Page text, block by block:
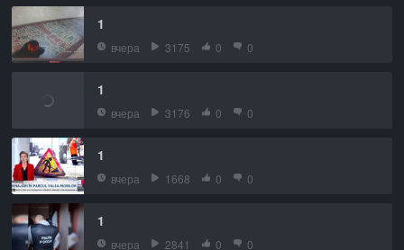
1
вчера 3175 0 0
1
вчера 3176 0 0
1
вчера 1668 0 0
1
вчера 2841 0 0